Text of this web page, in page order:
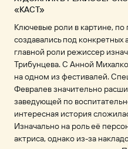
«КАСТ»
Ключевые роли в картине,
создавались под
главной роли режиссер
Трибунцева. С Анной
на одном из фестивалей.
Февралев значительно
заведующей по
интересная история
Изначально на роль её
актриса, однако из-за